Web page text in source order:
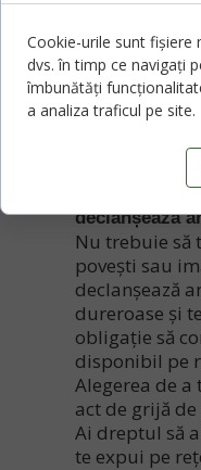
încheieturi
Ține un
pernă) și
în palmă.
4. Limitează
declanșează
Nu trebuie să
povești sau
declanșează
dureroase și
obligație să
disponibil pe
Alegerea de a
act de grijă de
Ai dreptul să
te expui pe
Cookie-urile sunt fișiere
dvs. în timp ce navigați
îmbunătăți
a analiza traficul pe site.